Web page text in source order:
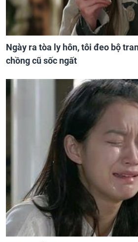
Ngày ra tòa ly hôn, tôi đeo bộ
chồng cũ sốc ngất